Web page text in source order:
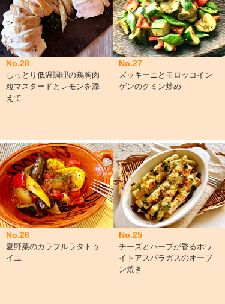
No.28
しっとり低温調理の鶏胸肉
粒マスタードとレモンを添
えて
No.27
ズッキーニとモロッコイン
ゲンのクミン炒め
No.26
夏野菜のカラフルラタトゥ
イユ
No.25
チーズとハーブが香るホワ
イトアスパラガスのオーブ
ン焼き